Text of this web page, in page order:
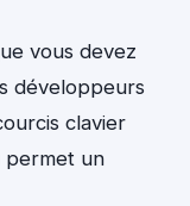
vous devez
développeurs
clavier
permet un